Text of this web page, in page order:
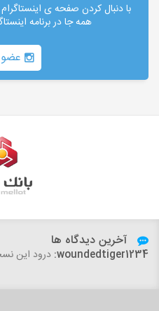
با دنبال کردن صفحه ی
همه جا در برنامه
آخرین دیدگاه ها
woundedtiger1234: درود این نسخه 7 برای مکس 2025 هم